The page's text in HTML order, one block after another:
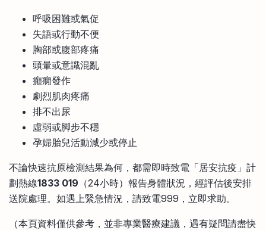
呼吸困難或氣促
失語或行動不便
胸部或腹部疼痛
頭暈或意識混亂
癲癇發作
劇烈肌肉疼痛
排不出尿
虛弱或脚步不穩
孕婦胎兒活動減少或停止
不論快速抗原檢測結果為何，都需即時致電「居安抗疫」計
劃熱線1833 019 （24小時）報告身體狀況，經評估後安排
送院處理。如遇上緊急情況，請致電999，立即求助。
（本頁資料僅供參考，並非專業醫療建議，遇有疑問請盡快